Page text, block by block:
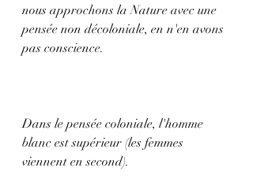
nous approchons la Nature avec une
pensée non décoloniale, en n'en avons
pas conscience.
Dans le pensée coloniale, l'homme
blanc est supérieur (les femmes
viennent en second).